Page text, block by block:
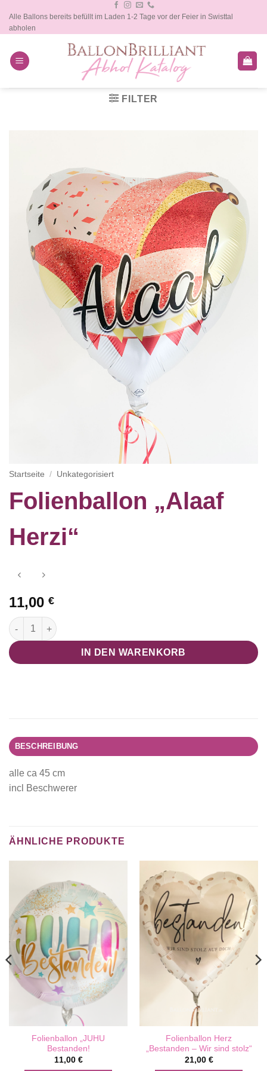
Inhalt
springen
Alle Ballons bereits befüllt im Laden 1-2 Tage vor der Feier in Swisttal
abholen
FILTER
Startseite / Unkategorisiert
Folienballon „Alaaf
Herzi“
11,00 €
Folienballon "Alaaf Herzi" Menge
IN DEN WARENKORB
BESCHREIBUNG
alle ca 45 cm
incl Beschwerer
ÄHNLICHE PRODUKTE
Folienballon „JUHU
Bestanden!
11,00 €
Folienballon Herz
„Bestanden – Wir sind stolz“
21,00 €